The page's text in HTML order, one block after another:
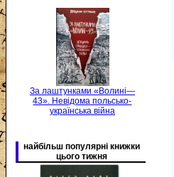
За лаштунками «Волині—
43». Невідома польсько-
українська війна
найбільш популярні книжки
цього тижня